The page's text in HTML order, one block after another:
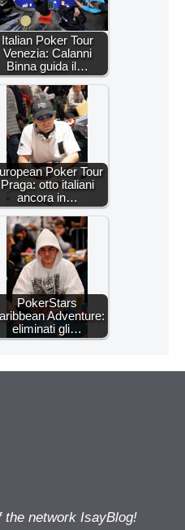
Italian Poker Tour
Venezia: Calanni
Binna guida il…
Poker Tour
Praga: otto italiani
ancora in…
PokerStars
Adventure:
eliminati gli…
the network IsayBlog!